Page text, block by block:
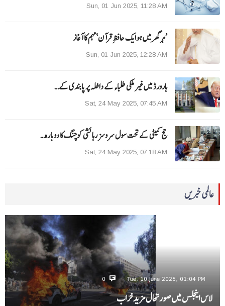
Sun, 01 Jun 2025, 11:28 AM
’ہر گھر میں ہوایک حافظِ قرآن‘مہم کا آغاز
Sun, 01 Jun 2025, 12:28 AM
ہارورڈ میں غیر ملکی طلباء کے داخلہ پر پابندی کے…
Sat, 24 May 2025, 07:45 AM
حج کمیٹی کے تحت سول سروسز رہائشی کوچنگ کا دوبارہ…
Sat, 24 May 2025, 07:18 AM
عالمی خبریں
Tue, 10 June 2025, 01:04 PM
0
لاس اینجلس میں صورتحال مزید خراب